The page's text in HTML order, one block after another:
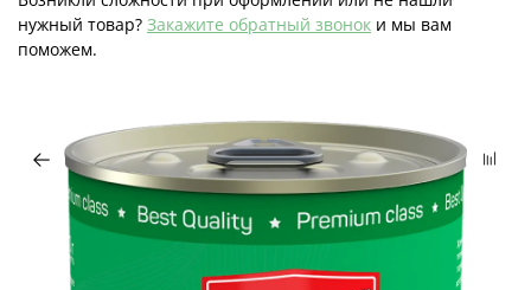
нужный товар? Закажите обратный звонок и мы вам
поможем.